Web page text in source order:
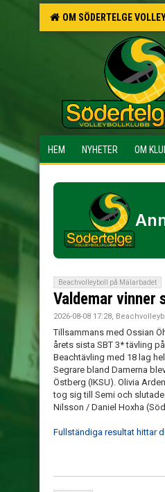
OM SÖDERTELGE
HEM NYHETER OM
Beachvolleyboll på Mälarbadet
Valdemar vinner
2026-08-08 17:28,
Tillsammans med Ossian
årets sista SBT 3* tävling
Beachtävling med 18 lag
Segrare bland Damerna
Östberg (IKSU). Olivia
tog sig till Semi och
Nilsson / Daniel Hoxha
Fullständiga resultat hittar